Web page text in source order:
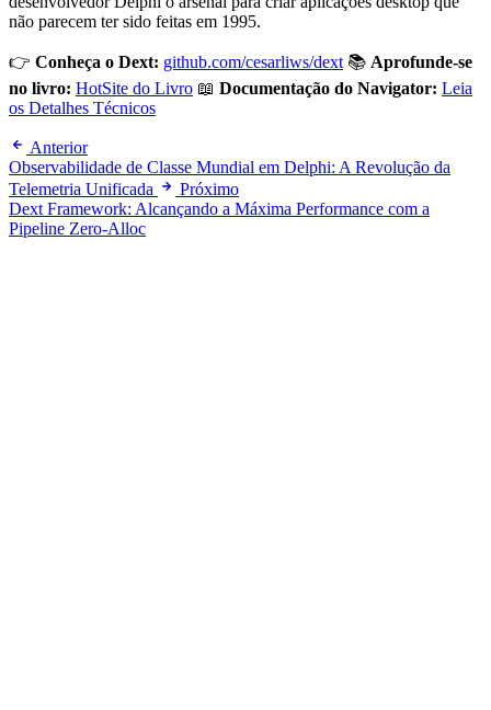
não parecem ter sido feitas em 1995.
👉 Conheça o Dext: github.com/cesarliws/dext 📚 Aprofunde-se
no livro: HotSite do Livro 📖 Documentação do Navigator: Leia
os Detalhes Técnicos
Anterior
Observabilidade de Classe Mundial em Delphi: A Revolução da
Telemetria Unificada
Próximo
Dext Framework: Alcançando a Máxima Performance com a
Pipeline Zero-Alloc